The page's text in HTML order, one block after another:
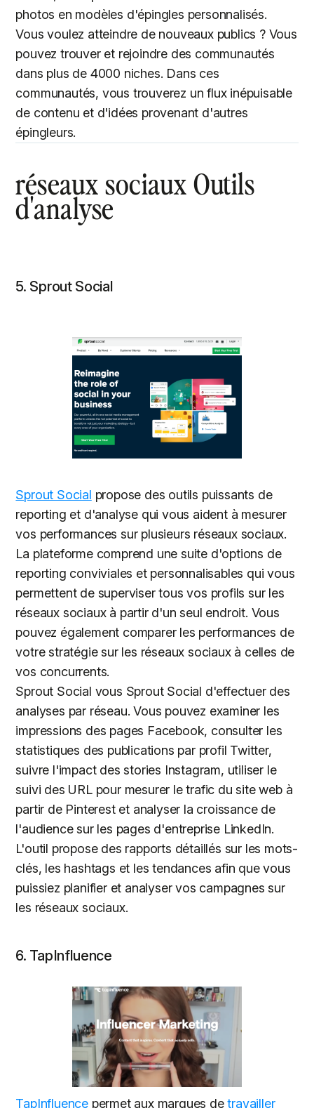
photos en modèles d'épingles personnalisés.
Vous voulez atteindre de nouveaux publics ? Vous
pouvez trouver et rejoindre des communautés
dans plus de 4000 niches. Dans ces
communautés, vous trouverez un flux inépuisable
de contenu et d'idées provenant d'autres
épingleurs.
réseaux sociaux Outils
d'analyse
5. Sprout Social
Sprout Social propose des outils puissants de
reporting et d'analyse qui vous aident à mesurer
vos performances sur plusieurs réseaux sociaux.
La plateforme comprend une suite d'options de
reporting conviviales et personnalisables qui vous
permettent de superviser tous vos profils sur les
réseaux sociaux à partir d'un seul endroit. Vous
pouvez également comparer les performances de
votre stratégie sur les réseaux sociaux à celles de
vos concurrents.
Sprout Social vous Sprout Social d'effectuer des
analyses par réseau. Vous pouvez examiner les
impressions des pages Facebook, consulter les
statistiques des publications par profil Twitter,
suivre l'impact des stories Instagram, utiliser le
suivi des URL pour mesurer le trafic du site web à
partir de Pinterest et analyser la croissance de
l'audience sur les pages d'entreprise LinkedIn.
L'outil propose des rapports détaillés sur les mots-
clés, les hashtags et les tendances afin que vous
puissiez planifier et analyser vos campagnes sur
les réseaux sociaux.
6. TapInfluence
TapInfluence permet aux marques detravailler